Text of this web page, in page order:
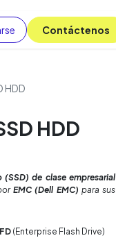
Blog C​​​​ont​​​​áct​​​​​​en​​​​​​os
HDD
HDD
de clase empresarial
EMC (Dell EMC) para sus
(Enterprise Flash Drive)